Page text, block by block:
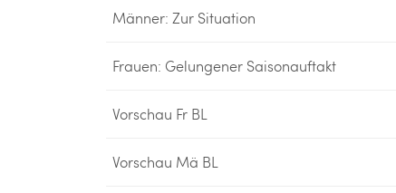
Männer: Zur Situation
Frauen: Gelungener Saisonauftakt
Vorschau Fr BL
Vorschau Mä BL